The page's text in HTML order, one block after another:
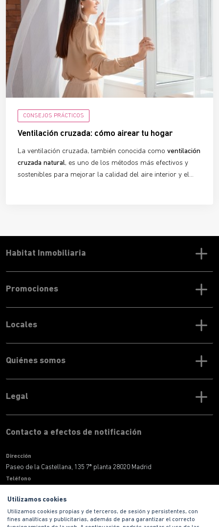
CONSEJOS PRÁCTICOS
Ventilación cruzada: cómo airear tu hogar
La ventilación cruzada, también conocida como ventilación
cruzada natural, es uno de los métodos más efectivos y
sostenibles para mejorar la calidad del aire interior y el
Promociones
Locales
Contacto a efectos de notificación
Dirección
Paseo de la Castellana, 135 7ª planta 28020 Madrid
Teléfono
Correo electronico
informacion@habitat.es
Territoriales
Quiénes somos
Legal
Habitat Inmobiliaria
Utilizamos cookies
Utilizamos cookies propias y de terceros, de sesión y persistentes, con
fines analíticas y publicitarias, además de para garantizar el correcto